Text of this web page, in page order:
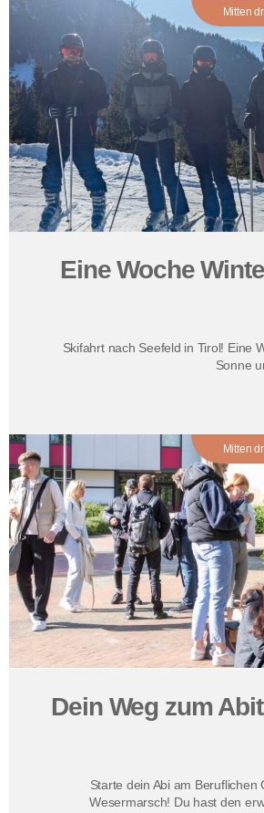
Mitten
Eine Woche
Skifahrt nach Seefeld in Tirol! Eine
Sonne
Mitten
Dein Weg zum
Starte dein Abi am Beruflichen
Wesermarsch! Du hast den